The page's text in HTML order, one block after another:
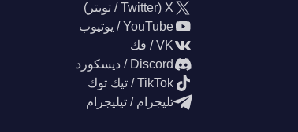
X (Twitter / تويتر)
YouTube / يوتيوب
VK / فك
Discord / ديسكورد
TikTok / تيك توك
تليجرام / تيليجرام